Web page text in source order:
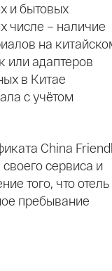
и бытовых
числе – наличие
на
или адаптеров
в Китае
с учётом
China
сервиса и
того, что отель
пребывание